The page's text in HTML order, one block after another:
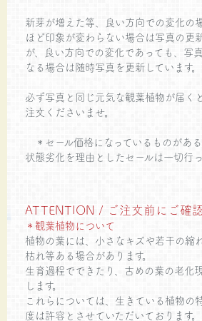
新芽が増えた等、良い方向での変化の
ほど印象が変わらない場合は写真の更
が、良い方向での変化であっても、写
なる場合は随時写真を更新しています。
必ず写真と同じ元気な観葉植物が届く
注文くださいませ。
＊セール価格になっているものがある
状態劣化を理由としたセールは一切行っ
ATTENTION / ご注文前にご確
＊観葉植物について
植物の葉には、小さなキズや若干の縮
枯れ等ある場合があります。
生育過程でできたり、古めの葉の老化
します。
これらについては、生きている植物の
度は許容とさせていただいております。